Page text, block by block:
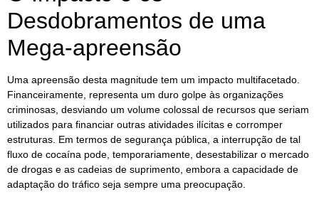
Desdobramentos de uma
Mega-apreensão
Uma apreensão desta magnitude tem um impacto multifacetado.
Financeiramente, representa um duro golpe às organizações
criminosas, desviando um volume colossal de recursos que seriam
utilizados para financiar outras atividades ilícitas e corromper
estruturas. Em termos de segurança pública, a interrupção de tal
fluxo de cocaína pode, temporariamente, desestabilizar o mercado
de drogas e as cadeias de suprimento, embora a capacidade de
adaptação do tráfico seja sempre uma preocupação.